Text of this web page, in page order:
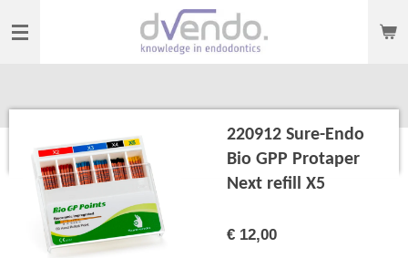
direct
220912 Sure-Endo
Bio GPP Protaper
Next refill X5
€ 12,00